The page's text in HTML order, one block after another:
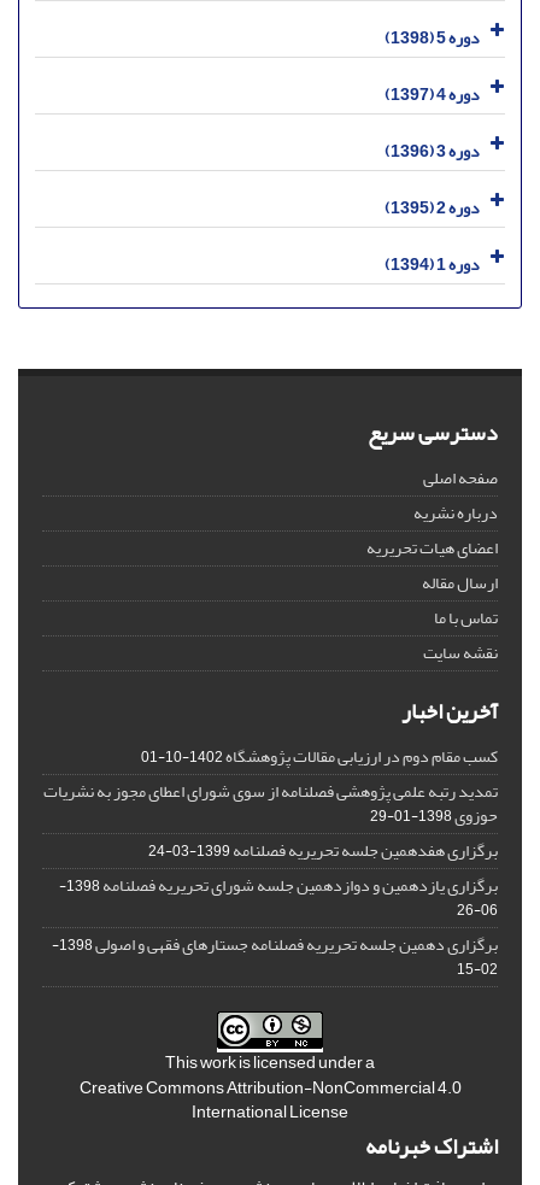
دوره 5 (1398)
دوره 4 (1397)
دوره 3 (1396)
دوره 2 (1395)
دوره 1 (1394)
دسترسی سریع
صفحه اصلی
درباره نشریه
اعضای هیات تحریریه
ارسال مقاله
تماس با ما
نقشه سایت
آخرین اخبار
کسب مقام دوم در ارزیابی مقالات پژوهشگاه1402-10-01
تمدید رتبه علمی پژوهشی فصلنامه از سوی شورای اعطای مجوز به نشریات
حوزوی1398-01-29
برگزاری هفدهمین جلسه تحریریه فصلنامه1399-03-24
برگزاری یازدهمین و دوازدهمین جلسه شورای تحریریه فصلنامه
1398-
06-26
برگزاری دهمین جلسه تحریریه فصلنامه جستارهای فقهی و اصولی
1398-
02-15
This work is licensed under a
Creative Commons Attribution-NonCommercial 4.0
International License
اشتراک خبرنامه